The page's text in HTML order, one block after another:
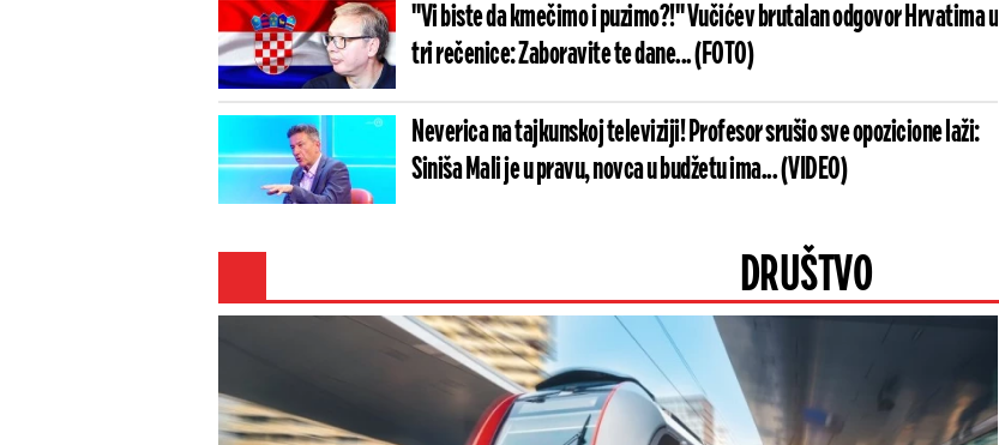
"Vi biste da kmečimo i puzimo?!" Vučićev brutalan odgovor Hrvatima u
tri rečenice: Zaboravite te dane... (FOTO)
Neverica na tajkunskoj televiziji! Profesor srušio sve opozicione laži:
Siniša Mali je u pravu, novca u budžetu ima... (VIDEO)
DRUŠTVO